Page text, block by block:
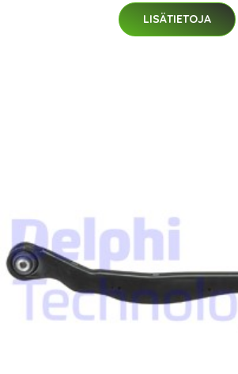
LISÄTIETOJA